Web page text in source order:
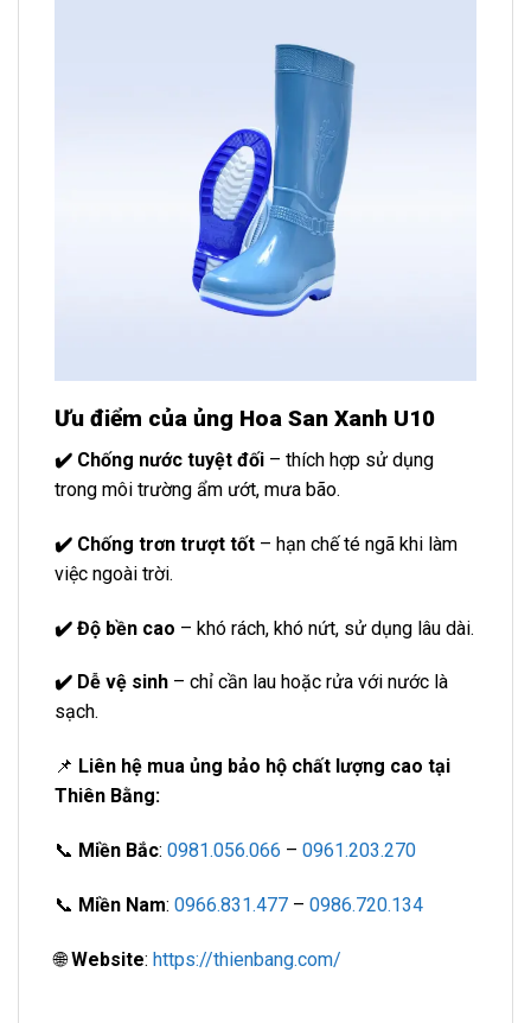
Ưu điểm của ủng Hoa San Xanh U10
✔️ Chống nước tuyệt đối – thích hợp sử dụng
trong môi trường ẩm ướt, mưa bão.
✔️ Chống trơn trượt tốt – hạn chế té ngã khi làm
việc ngoài trời.
✔️ Độ bền cao – khó rách, khó nứt, sử dụng lâu dài.
✔️ Dễ vệ sinh – chỉ cần lau hoặc rửa với nước là
sạch.
📌 Liên hệ mua ủng bảo hộ chất lượng cao tại
Thiên Bằng:
📞 Miền Bắc: 0981.056.066 – 0961.203.270
📞 Miền Nam: 0966.831.477 – 0986.720.134
🌐Website: https://thienbang.com/